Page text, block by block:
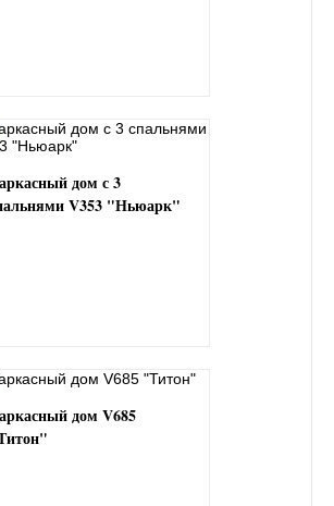
дом с 3
V353 "Ньюарк"
дом V685